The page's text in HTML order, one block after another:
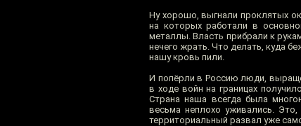
Ну хорошо, выгнали проклятых
на которых работали в
металлы. Власть прибрали к
нечего жрать. Что делать, куда
нашу кровь пили.
И попёрли в Россию люди,
в ходе войн на границах
Страна наша всегда была
весьма неплохо уживались.
территориальный развал уже